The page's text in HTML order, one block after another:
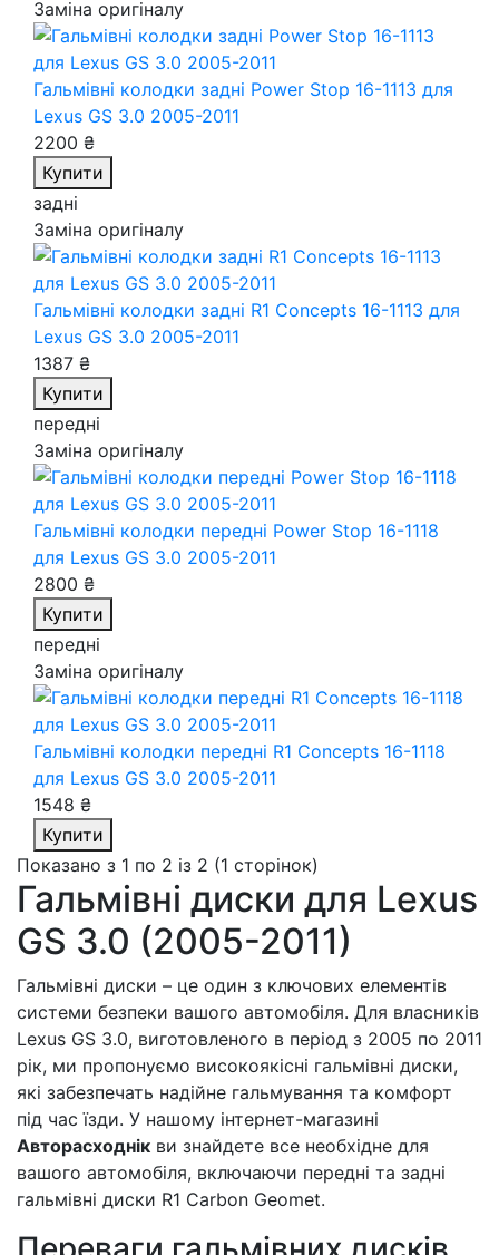
Заміна оригіналу
Гальмівні колодки задні Power Stop 16-1113 для
Lexus GS 3.0 2005-2011
2200 ₴
Купити
задні
Заміна оригіналу
Гальмівні колодки задні R1 Concepts 16-1113 для
Lexus GS 3.0 2005-2011
1387 ₴
Купити
передні
Заміна оригіналу
Гальмівні колодки передні Power Stop 16-1118
для Lexus GS 3.0 2005-2011
2800 ₴
Купити
передні
Заміна оригіналу
Гальмівні колодки передні R1 Concepts 16-1118
для Lexus GS 3.0 2005-2011
1548 ₴
Купити
Показано з 1 по 2 із 2 (1 сторінок)
Гальмівні диски для Lexus
GS 3.0 (2005-2011)
Гальмівні диски – це один з ключових елементів
системи безпеки вашого автомобіля. Для власників
Lexus GS 3.0, виготовленого в період з 2005 по 2011
рік, ми пропонуємо високоякісні гальмівні диски,
які забезпечать надійне гальмування та комфорт
під час їзди. У нашому інтернет-магазині
Авторасходнік ви знайдете все необхідне для
вашого автомобіля, включаючи передні та задні
гальмівні диски R1 Carbon Geomet.